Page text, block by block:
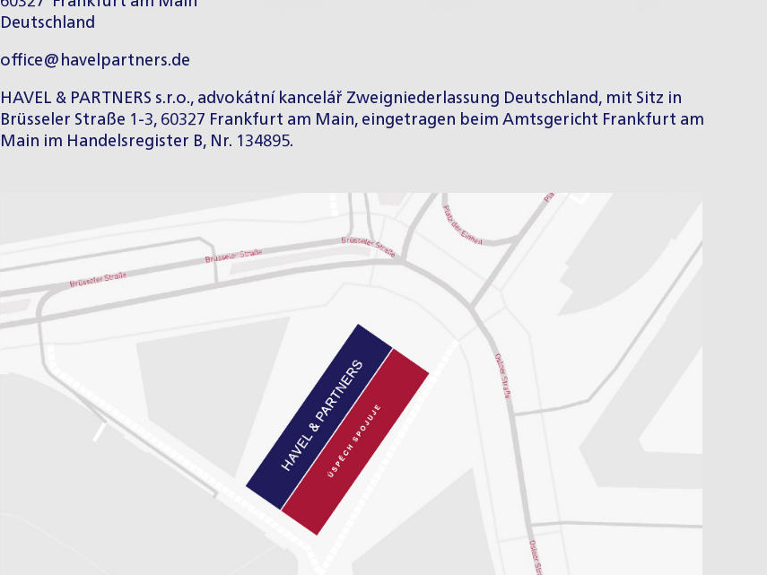
Deutschland
office@havelpartners.de
HAVEL & PARTNERS s.r.o., advokátní kancelář Zweigniederlassung Deutschland, mit Sitz in
Brüsseler Straße 1-3, 60327 Frankfurt am Main, eingetragen beim Amtsgericht Frankfurt am
Main im Handelsregister B, Nr. 134895.